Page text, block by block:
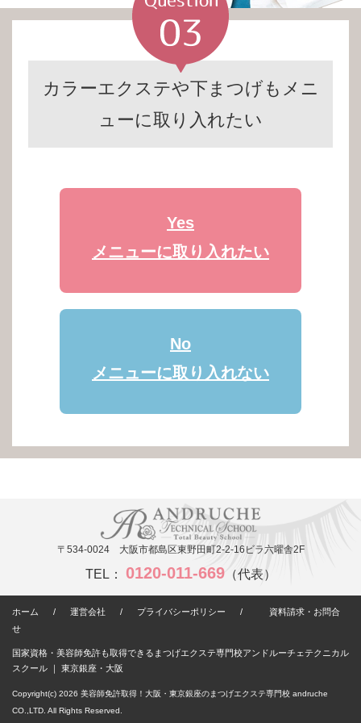
カラーエクステや下まつげもメニ
ューに取り入れたい
Yes
メニューに取り入れたい
No
メニューに取り入れない
〒534-0024 大阪市都島区東野田町2-2-16ビラ六曜舎2F
TEL： 0120-011-669（代表）
ホーム / 運営会社 / プライバシーポリシー /
資料請求・お問合
せ
国家資格・美容師免許も取得できるまつげエクステ専門校アンドルーチェテクニカル
スクール ｜ 東京銀座・大阪
Copyright(c) 2026 美容師免許取得！大阪・東京銀座のまつげエクステ専門校 andruche
CO.,LTD. All Rights Reserved.